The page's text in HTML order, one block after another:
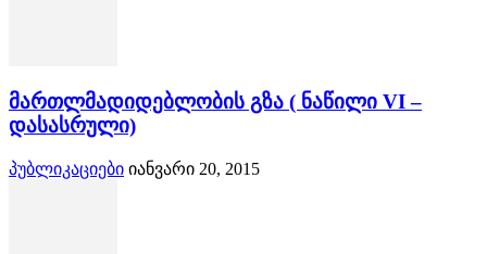
მართლმადიდებლობის გზა ( ნაწილი VI –
დასასრული)
პუბლიკაციები იანვარი 20, 2015